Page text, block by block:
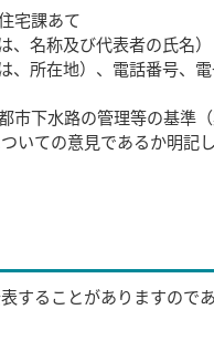
宅課あて
名称及び代表者の氏名）
、所在地）、電話番号、
市下水路の管理等の基準
いての意見であるか明記
することがありますので